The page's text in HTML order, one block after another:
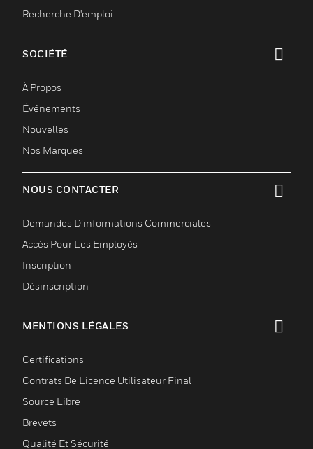
Recherche D'emploi
SOCIÉTÉ
toggle view
À Propos
Événements
Nouvelles
Nos Marques
NOUS CONTACTER
toggle view
Demandes D’informations Commerciales
Accès Pour Les Employés
Inscription
Désinscription
MENTIONS LÉGALES
toggle view
Certifications
Contrats De Licence Utilisateur Final
Source Libre
Brevets
Qualité Et Sécurité